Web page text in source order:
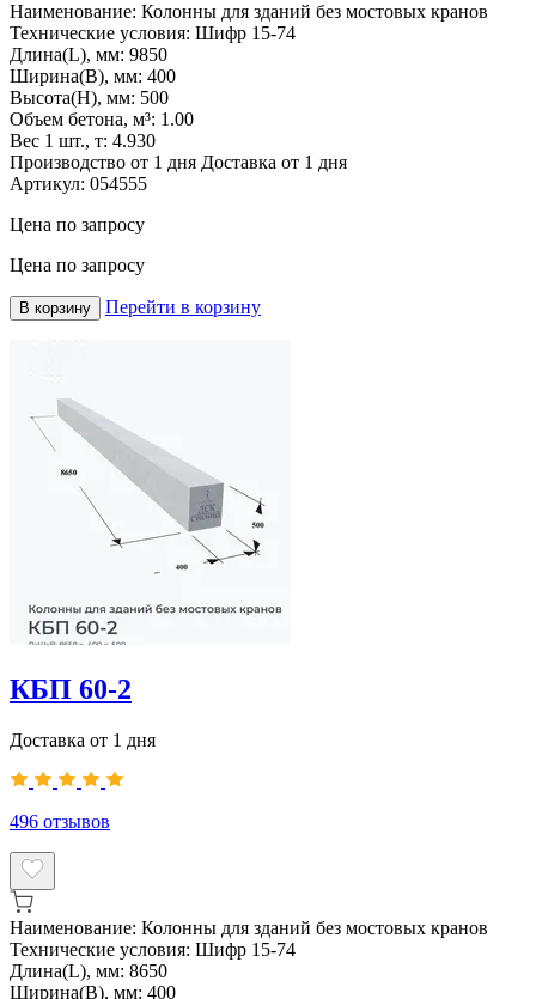
Наименование: Колонны для зданий без мостовых кранов
Технические условия: Шифр 15-74
Длина(L), мм: 9850
Ширина(B), мм: 400
Высота(H), мм: 500
Объем бетона, м³: 1.00
Вес 1 шт., т: 4.930
Производство от 1 дня Доставка от 1 дня
Артикул: 054555
Цена по запросу
Цена по запросу
В корзину Перейти в корзину
КБП 60-2
Доставка от 1 дня
496 отзывов
Наименование: Колонны для зданий без мостовых кранов
Технические условия: Шифр 15-74
Длина(L), мм: 8650
Ширина(B), мм: 400